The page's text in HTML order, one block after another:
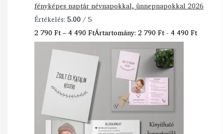
fényképes naptár névnapokkal, ünnepnapokkal 2026
Értékelés:5.00/ 5
2 790Ft–4 490FtÁrtartomány: 2 790 Ft - 4 490 Ft